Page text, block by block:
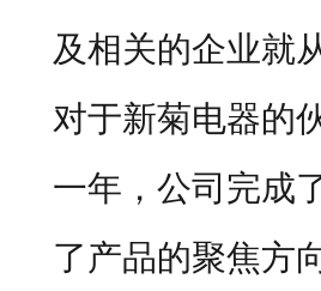
及相关的企业就
对于新菊电器的
一年，公司完成
了产品的聚焦方